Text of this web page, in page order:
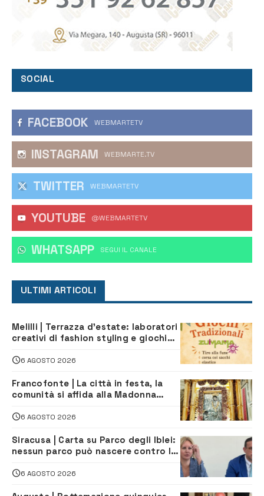
SOCIAL
FACEBOOK WEBMARTETV
INSTAGRAM WEBMARTE.TV
TWITTER WEBMARTETV
YOUTUBE @WEBMARTETV
WHATSAPP ‎SEGUI IL CANALE
ULTIMI ARTICOLI
Melilli | Terrazza d’estate: laboratori
creativi di fashion styling e giochi
iscriversi
6 AGOSTO 2026
Francofonte | La città in festa, la
comunità si affida alla Madonna
6 AGOSTO 2026
Siracusa | Carta su Parco degli Iblei:
nessun parco può nascere contro le
6 AGOSTO 2026